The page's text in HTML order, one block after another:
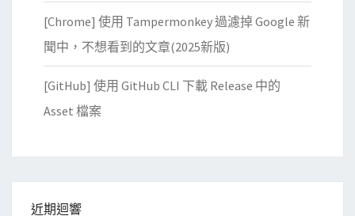
[Chrome] 使用 Tampermonkey 過濾掉 Google 新
聞中，不想看到的文章(2025新版)
[GitHub] 使用 GitHub CLI 下載 Release 中的
Asset 檔案
近期迴響